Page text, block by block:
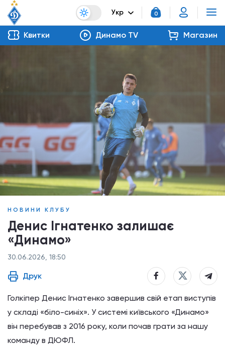
Укр 0
Квитки Динамо TV Магазин
НОВИНИ КЛУБУ
Денис Ігнатенко залишає
«Динамо»
30.06.2026, 18:50
Друк
Голкіпер Денис Ігнатенко завершив свій етап виступів
у складі «біло-синіх». У системі київського «Динамо»
він перебував з 2016 року, коли почав грати за нашу
команду в ДЮФЛ.